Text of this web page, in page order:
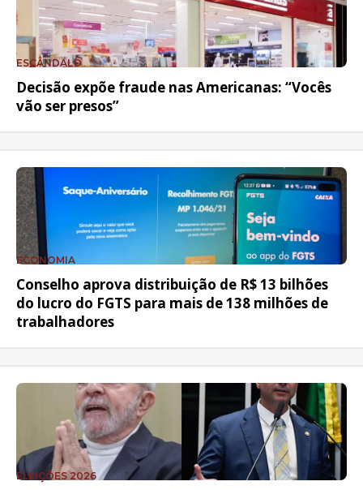
ESCÂNDALO
Decisão expõe fraude nas Americanas: “Vocês
vão ser presos”
ECONOMIA
Conselho aprova distribuição de R$ 13 bilhões
do lucro do FGTS para mais de 138 milhões de
trabalhadores
ELEIÇÕES 2026